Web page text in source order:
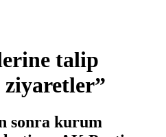
talip
sonra kurum